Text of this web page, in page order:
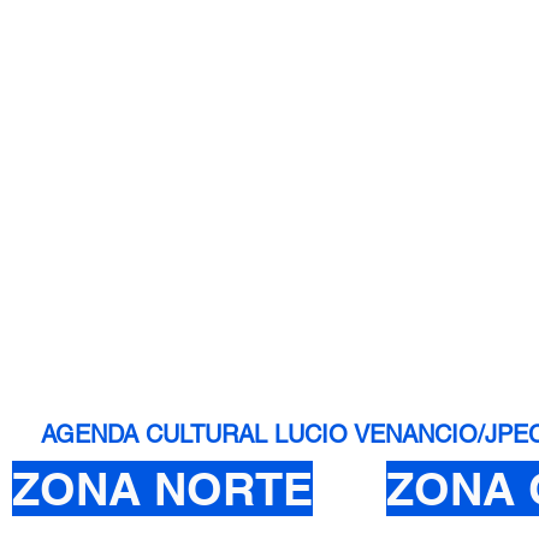
AGENDA CULTURAL LUCIO VENANCIO/
ZONA NORTE ZONA